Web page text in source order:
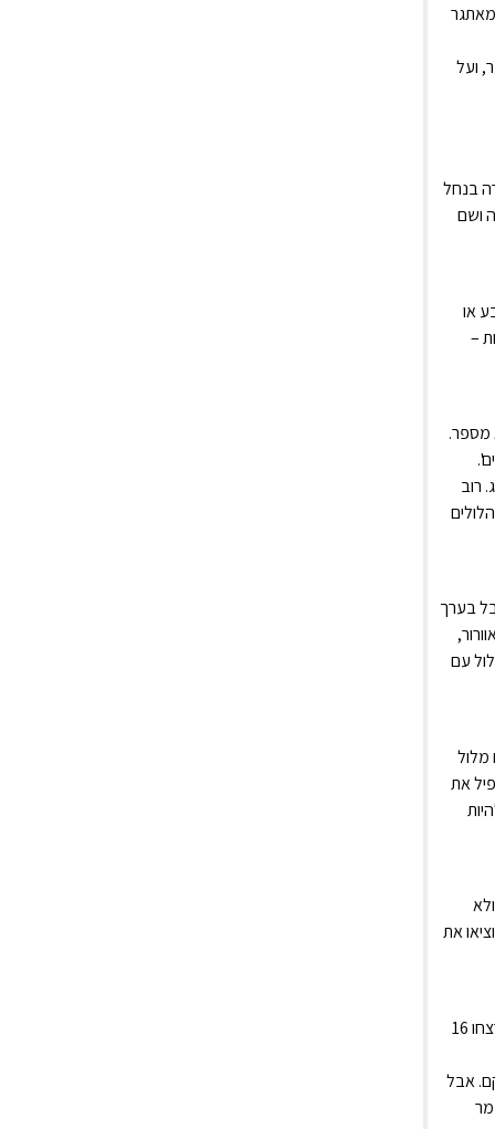
אילתורים, על ההתמודדות אחרי 7 באוקטובר, ועל
בנחל
ושם
או
–
מספר.
רוב
כאשר שני הלולים
בערך
עם
מלול
ונגלה שנייה של 56 אלף. זה מכפיל את
את
ב-7 באוקטובר 2023, הפך נחל עוז לאחד ממוקדי הטבח הקשים ביותר שביצעו מחבלי חמאס והג'יהאד האיסלאמי. מחבלים חדרו לקיבוץ, רצחו 16
אבל